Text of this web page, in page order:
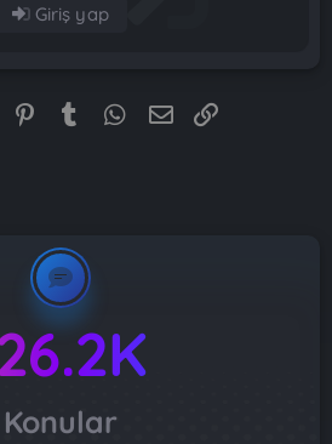
Giriş yap
Reddit PinterestTumblr WhatsApp
E-posta
Konular